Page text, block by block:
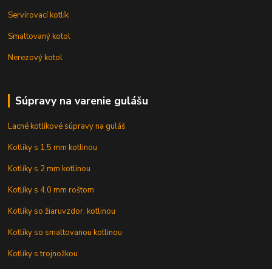
Servírovací kotlík
Smaltovaný kotol
Nerezový kotol
Súpravy na varenie gulášu
Lacné kotlíkové súpravy na guláš
Kotlíky s 1,5 mm kotlinou
Kotlíky s 2 mm kotlinou
Kotlíky s 4,0 mm roštom
Kotlíky so žiaruvzdor. kotlinou
Kotlíky so smaltovanou kotlinou
Kotlíky s trojnožkou